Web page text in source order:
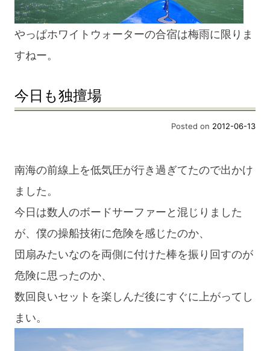
やっぱホワイトウォーターの合宿は梅雨に限りま
すねー。
今日も独擅場
Posted on 2012-06-13
南海の前線上を低気圧が行き過ぎてたので出かけ
ました。
今日は数人のボードサーファーと混じりました
が、僕の操船技術に危険を感じたのか、
団扇みたいなのを両側に付けた棒を振り回すのが
危険に思ったのか、
数回良いセットを楽しんだ後にすぐに上がってし
まい。